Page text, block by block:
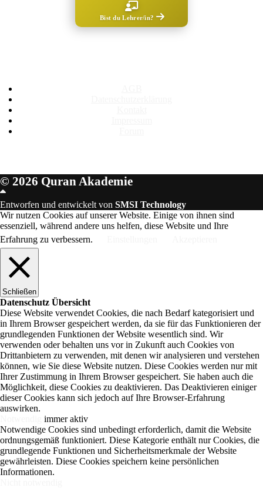
Bist du Lehrer/in?
© 2026 Quran Akademie
Scroll
Up
Entworfen und entwickelt von SMSI Technology
Wir nutzen Cookies auf unserer Website. Einige von ihnen sind
essenziell, während andere uns helfen, diese Website und Ihre
Erfahrung zu verbessern.
Schließen
Datenschutz Übersicht
Diese Website verwendet Cookies, die nach Bedarf kategorisiert und
in Ihrem Browser gespeichert werden, da sie für das Funktionieren der
grundlegenden Funktionen der Website wesentlich sind. Wir
verwenden oder behalten uns vor in Zukunft auch Cookies von
Drittanbietern zu verwenden, mit denen wir analysieren und verstehen
können, wie Sie diese Website nutzen. Diese Cookies werden nur mit
Ihrer Zustimmung in Ihrem Browser gespeichert. Sie haben auch die
Möglichkeit, diese Cookies zu deaktivieren. Das Deaktivieren einiger
dieser Cookies kann sich jedoch auf Ihre Browser-Erfahrung
auswirken.
immer aktiv
Notwendige Cookies sind unbedingt erforderlich, damit die Website
ordnungsgemäß funktioniert. Diese Kategorie enthält nur Cookies, die
grundlegende Funktionen und Sicherheitsmerkmale der Website
gewährleisten. Diese Cookies speichern keine persönlichen
Informationen.